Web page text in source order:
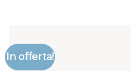
In offerta!